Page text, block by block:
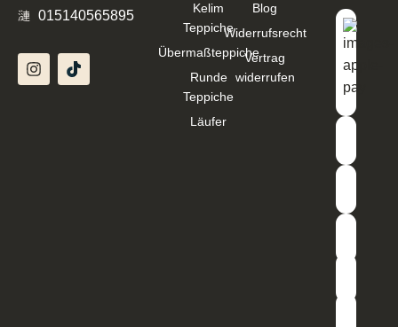
015140565895
Kelim
Teppiche
Übermaßteppiche
Runde
Teppiche
Läufer
Blog
Widerrufsrecht
Vertrag
widerrufen